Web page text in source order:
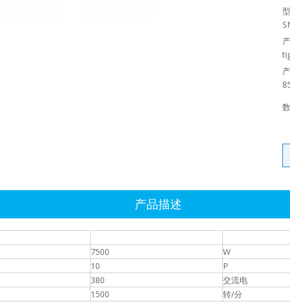
产品描述
7500
W
10
P
380
交流电
1500
转/分